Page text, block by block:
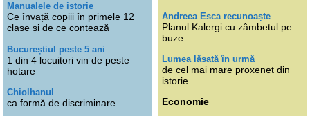
Manualele de istorie
Ce învață copiii în primele 12
clase și de ce contează
Bucureștiul peste 5 ani
1 din 4 locuitori vin de peste
hotare
Chiolhanul
ca formă de discriminare
Andreea Esca recunoaște
Planul Kalergi cu zâmbetul pe
buze
Lumea lăsată în urmă
de cel mai mare proxenet din
istorie
Economie